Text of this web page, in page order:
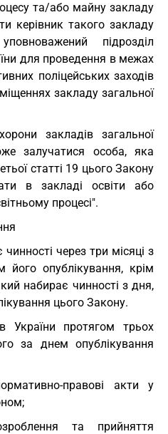
та/або майну закладу
керівник такого закладу
підрозділ
для проведення в межах
поліцейських заходів
закладу загальної
закладів загальної
залучатися особа, яка
статті 19 цього Закону
в закладі освіти або
процесі".
через три місяці з
опублікування, крім
набирає чинності з дня,
цього Закону.
України протягом трьох
за днем опублікування
правові акти у
та прийняття